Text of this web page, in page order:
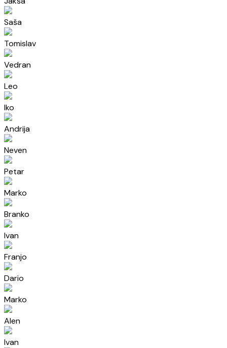
Saša
Tomislav
Vedran
Leo
Iko
Andrija
Neven
Petar
Marko
Branko
Ivan
Franjo
Dario
Marko
Alen
Ivan